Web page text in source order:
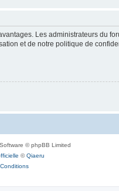
Les administrateurs du
et de notre politique de
© phpBB Limited
©Qiaeru
Conditions